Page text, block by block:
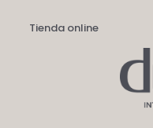
Tienda online